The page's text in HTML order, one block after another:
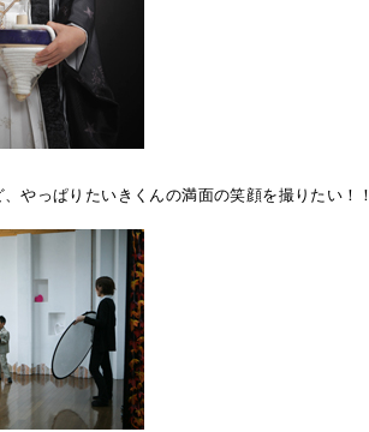
やっぱりたいきくんの満面の笑顔を撮りたい！！